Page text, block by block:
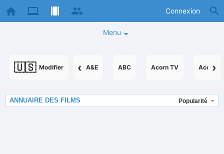
Connexion
Menu
🇺🇸 Modifier ‹ ›
A&E ABC Acorn TV
ANNUAIRE DES FILMS Popularité